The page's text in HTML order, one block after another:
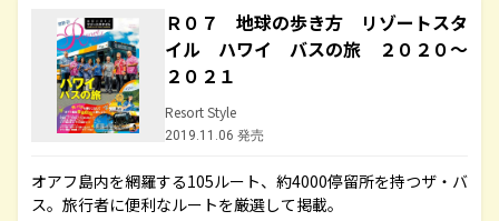
Ｒ０７ 地球の歩き方 リゾートスタ
イル ハワイ バスの旅 ２０２０～
２０２１
Resort Style
2019.11.06 発売
オアフ島内を網羅する105ルート、約4000停留所を持つザ・バ
ス。旅行者に便利なルートを厳選して掲載。